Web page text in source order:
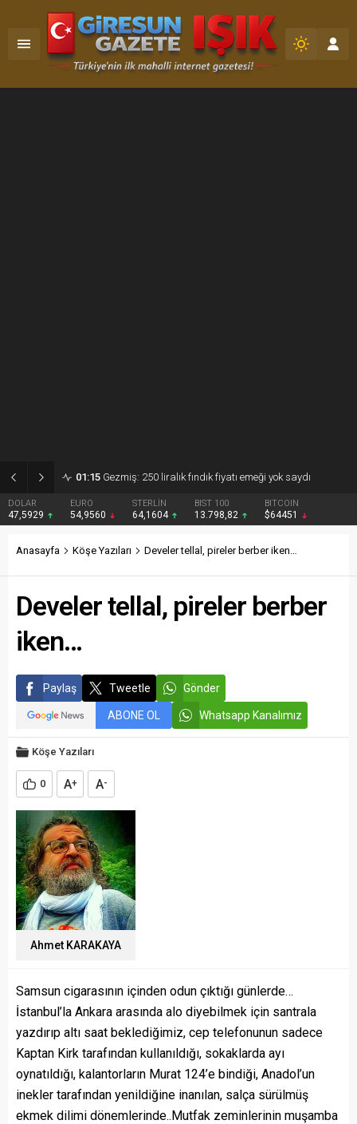
01:15 Gezmiş: 250 liralık fındık fiyatı emeği yok saydı
DOLAR
47,5929
EURO
54,9560
STERLİN
64,1604
BIST 100
13.798,82
BITCOIN
$64451
Anasayfa Köşe Yazıları Develer tellal, pireler berber iken…
Develer tellal, pireler berber
iken…
Paylaş Tweetle Gönder
ABONE OL Whatsapp Kanalımız
Köşe Yazıları
0 A+ A-
Ahmet KARAKAYA
Samsun cigarasının içinden odun çıktığı günlerde…
İstanbul’la Ankara arasında alo diyebilmek için santrala
yazdırıp altı saat beklediğimiz, cep telefonunun sadece
Kaptan Kirk tarafından kullanıldığı, sokaklarda ayı
oynatıldığı, kalantorların Murat 124’e bindiği, Anadol’un
inekler tarafından yenildiğine inanılan, salça sürülmüş
ekmek dilimi dönemlerinde..Mutfak zeminlerinin muşamba